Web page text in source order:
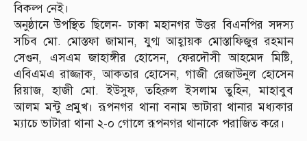
বিকল্প নেই।
অনুষ্ঠানে উপস্থিত ছিলেন- ঢাকা মহানগর উত্তর বিএনপির সদস্য
সচিব মো. মোস্তফা জামান, যুগ্ম আহ্বায়ক মোস্তাফিজুর রহমান
সেগুন, এসএম জাহাঙ্গীর হোসেন, ফেরদৌসী আহমেদ মিষ্টি,
এবিএমএ রাজ্জাক, আকতার হোসেন, গাজী রেজাউনুল হোসেন
রিয়াজ, হাজী মো. ইউসুফ, তহিরুল ইসলাম তুহিন, মাহাবুব
আলম মন্টু প্রমুখ। রূপনগর থানা বনাম ভাটারা থানার মধ্যকার
ম্যাচে ভাটারা থানা ২-০ গোলে রূপনগর থানাকে পরাজিত করে।